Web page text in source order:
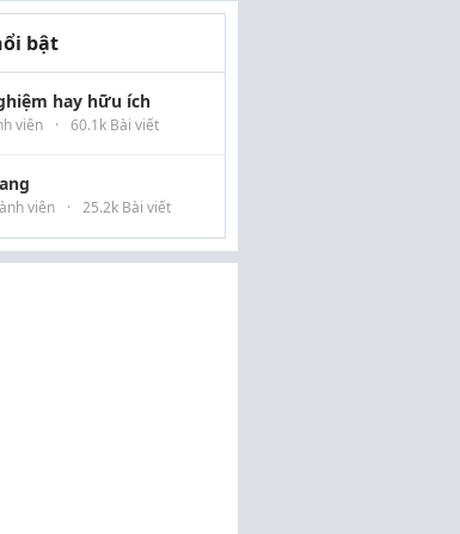
bật
hay hữu ích
viên · 60.1k Bài viết
viên · 25.2k Bài viết